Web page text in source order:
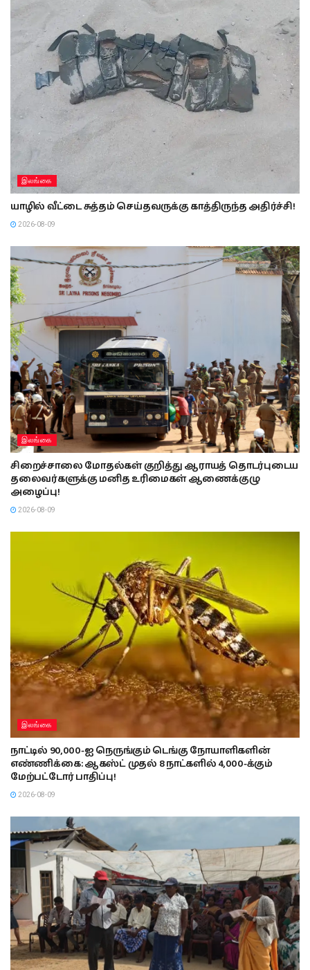
இலங்கை
யாழில் வீட்டை சுத்தம் செய்தவருக்கு காத்திருந்த அதிர்ச்சி!
2026-08-09
இலங்கை
சிறைச்சாலை மோதல்கள் குறித்து ஆராயத் தொடர்புடைய
தலைவர்களுக்கு மனித உரிமைகள் ஆணைக்குழு
அழைப்பு!
2026-08-09
இலங்கை
நாட்டில் 90,000-ஐ நெருங்கும் டெங்கு நோயாளிகளின்
எண்ணிக்கை: ஆகஸ்ட் முதல் 8 நாட்களில் 4,000-க்கும்
மேற்பட்டோர் பாதிப்பு!
2026-08-09